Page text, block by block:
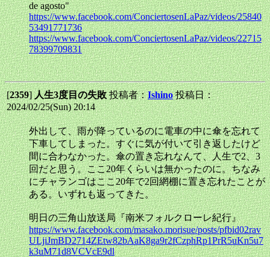
de agosto"
https://www.facebook.com/ConciertosenLaPaz/videos/25840
53491771736
https://www.facebook.com/ConciertosenLaPaz/videos/22715
78399709831
[2359]人生3度目の失敗投稿者：Ishino 投稿日：
2024/02/25(Sun) 20:14
外出して、雨が降っているのに電車の中に傘を忘れて
下車してしまった。すぐに気が付いて引き返したけど
間に合わなかった。傘の置き忘れなんて、人生で2、3
回だと思う。ここ20年くらいは無かったのに。ちなみ
にチャランゴはここ20年で2回網棚に置き忘れたことが
ある。いずれも返ってきた。
明日の三角山放送局『南米フォルクローレ紀行』
https://www.facebook.com/masako.morisue/posts/pfbid02rav
ULjiJmBD2714ZEtw82bAaK8ga9r2fCzphRp1PrR5uKn5u7
k3uM71d8VCVcE9dl